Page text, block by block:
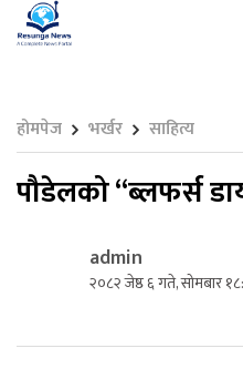
होमपेज भर्खर साहित्य
पौडेलको “ब्लफर्स
admin
२०८२ जेष्ठ ६ गते, सोमबार